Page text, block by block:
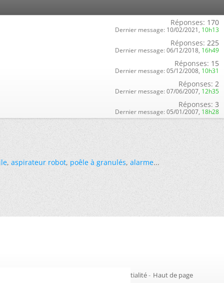
Réponses: 170
Dernier message: 10/02/2021, 10h13
Réponses: 225
Dernier message: 06/12/2018, 16h49
Réponses: 15
Dernier message: 05/12/2008, 10h31
Réponses: 2
Dernier message: 07/06/2007, 12h35
Réponses: 3
Dernier message: 05/01/2007, 18h28
,aspirateur robot,poêle à granulés,alarme...
Politique de confidentialité- Haut de page